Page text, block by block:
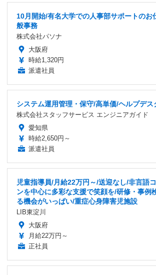
10月開始/有名大学での人事部サポートのお
般事務
株式会社パソナ
大阪府
時給1,320円
派遣社員
システム運用管理・保守/高単価/ヘルプデス
株式会社スタッフサービス エンジニアガイド
愛知県
時給2,650円～
派遣社員
児童指導員/月給22万円～/送迎なし/非言語
ンを中心に多彩な支援で笑顔を/研修・事例
る機会がいっぱい/重症心身障害児施設
LIB東淀川
大阪府
月給22万円～
正社員